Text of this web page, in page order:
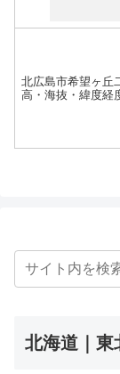
北広島市希望ヶ丘
高・海抜・緯度経
北海道｜東